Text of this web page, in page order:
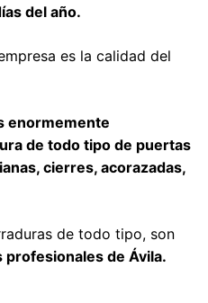
del año.
es la calidad del
enormemente
de todo tipo de puertas
cierres, acorazadas,
de todo tipo, son
de Ávila.